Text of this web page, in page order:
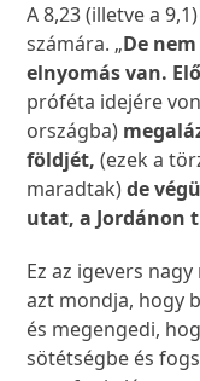
A 8,23 (illetve a
számára. „De
elnyomás van.
próféta idejére
országba)
földjét,(ezek a
maradtak)de
utat, a Jordánon
Ez az igevers
azt mondja, hogy
és megengedi,
sötétségbe és